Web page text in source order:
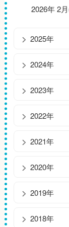
2026年 2
2025年
2024年
2023年
2022年
2021年
2020年
2019年
2018年